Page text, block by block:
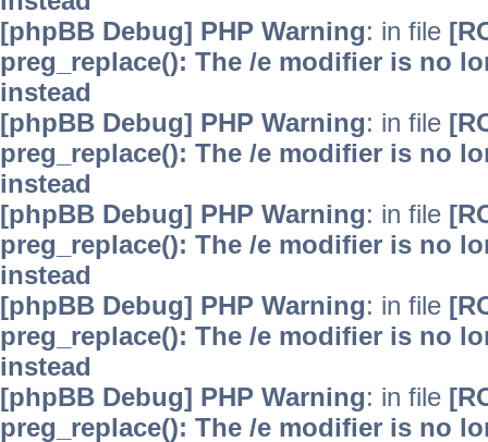
[phpBB Debug] PHP Warning: in file
preg_replace(): The /e modifier is no
instead
[phpBB Debug] PHP Warning: in file
preg_replace(): The /e modifier is no
instead
[phpBB Debug] PHP Warning: in file
preg_replace(): The /e modifier is no
instead
[phpBB Debug] PHP Warning: in file
preg_replace(): The /e modifier is no
instead
[phpBB Debug] PHP Warning: in file
preg_replace(): The /e modifier is no